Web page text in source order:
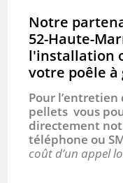
Notre
52-Haute-
l'installation
votre poêle à
Pour
pellets vous
directement
téléphone ou
coût d’un appel